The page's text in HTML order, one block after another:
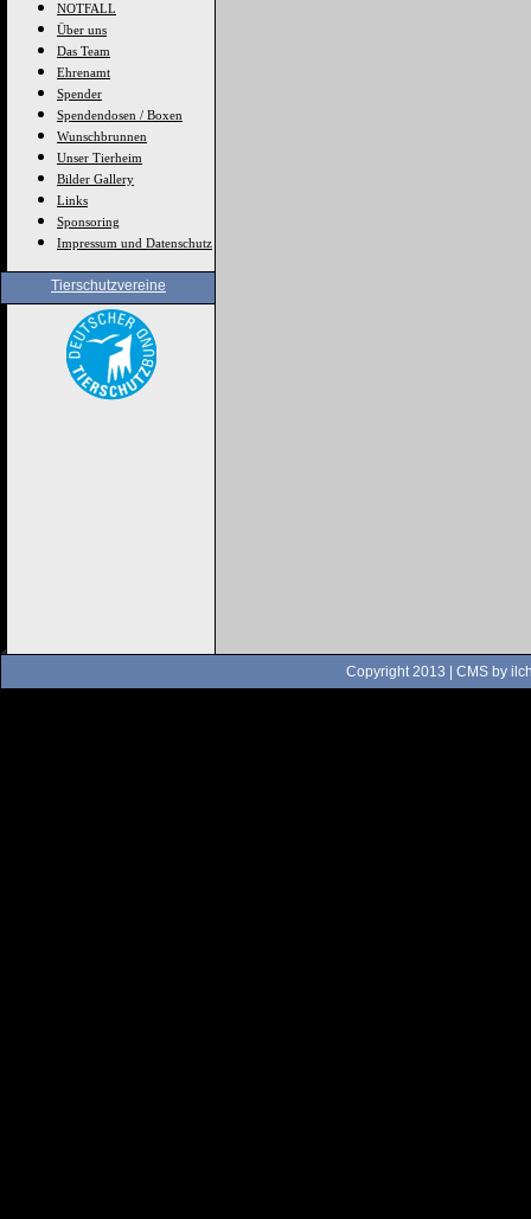
NOTFALL
Über uns
Das Team
Ehrenamt
Spender
Spendendosen / Boxen
Wunschbrunnen
Unser Tierheim
Bilder Gallery
Links
Sponsoring
Impressum und Datenschutz
Tierschutzvereine
Copyright 2013 | CMS by